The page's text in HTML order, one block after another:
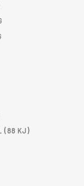
(88 KJ)